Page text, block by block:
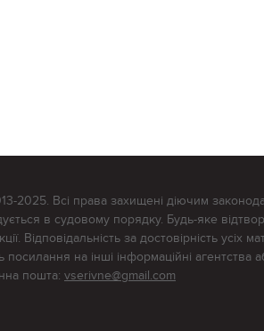
2025. Всі права захищені діючим
в судовому порядку. Будь-яке
Відповідальність за достовірність усіх
посилання на інші інформаційні
пошта: vserivne@gmail.com